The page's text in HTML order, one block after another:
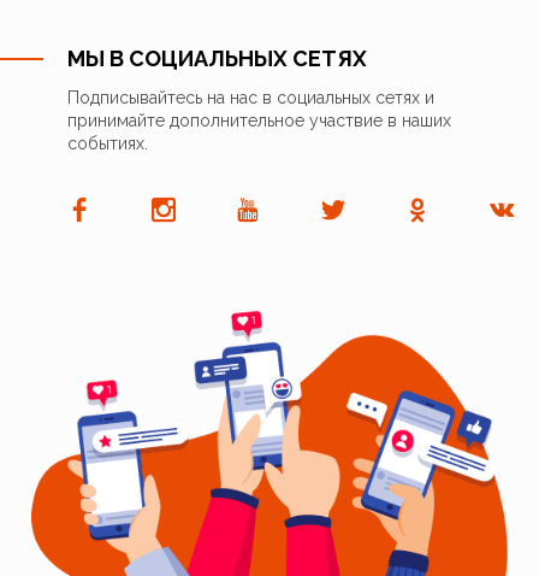
МЫ В СОЦИАЛЬНЫХ СЕТЯХ
Подписывайтесь на нас в социальных сетях и
принимайте дополнительное участвие в наших
событиях.